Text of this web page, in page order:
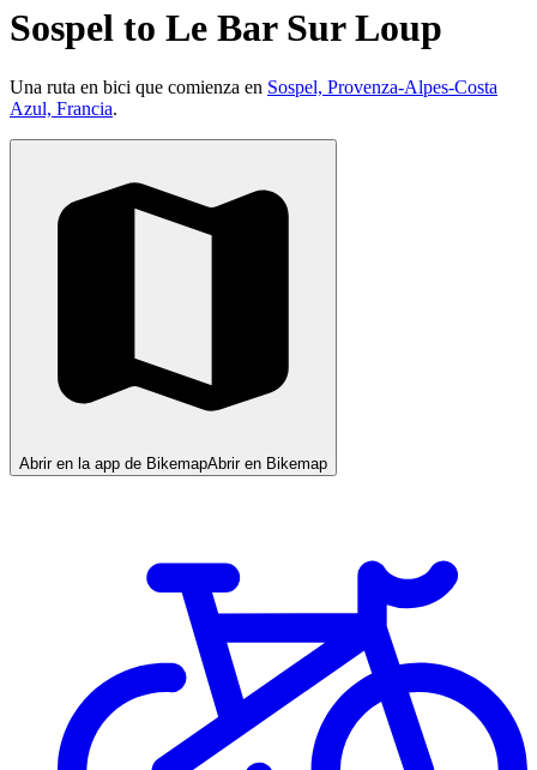
Sospel to Le Bar Sur Loup
Una ruta en bici que comienza en Sospel, Provenza-Alpes-Costa
Azul, Francia.
Abrir en la app de BikemapAbrir en Bikemap